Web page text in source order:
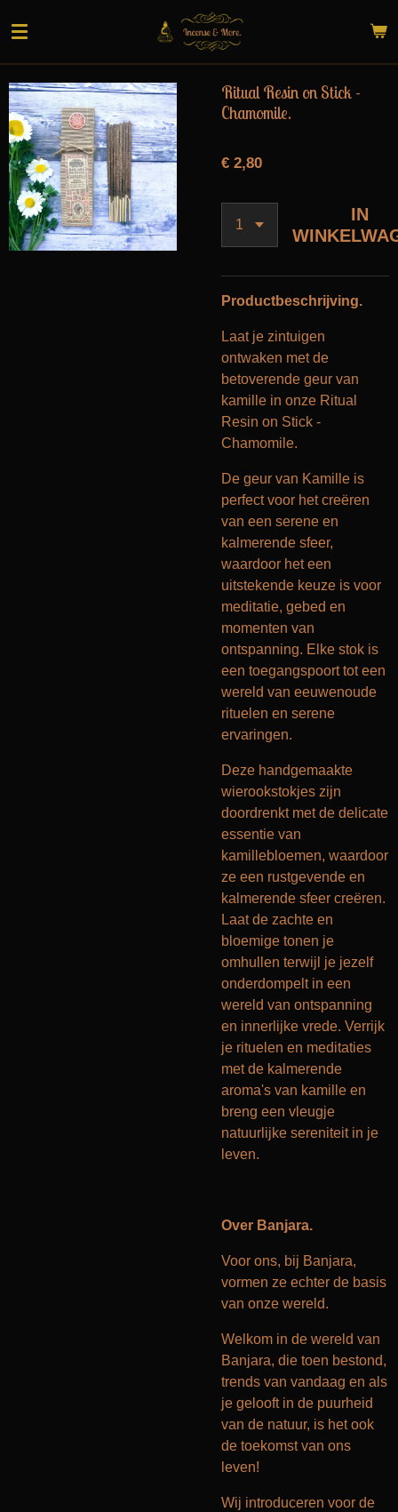
direct
naar
de
hoofdinhoud
Ritual Resin on Stick -
Chamomile.
€ 2,80
IN
Productbeschrijving.
Laat je zintuigen
ontwaken met de
betoverende geur van
kamille in onze Ritual
Resin on Stick -
Chamomile.
De geur van Kamille is
perfect voor het creëren
van een serene en
kalmerende sfeer,
waardoor het een
uitstekende keuze is voor
meditatie, gebed en
momenten van
ontspanning. Elke stok is
een toegangspoort tot een
wereld van eeuwenoude
rituelen en serene
ervaringen.
Deze handgemaakte
wierookstokjes zijn
doordrenkt met de delicate
essentie van
kamillebloemen, waardoor
ze een rustgevende en
kalmerende sfeer creëren.
Laat de zachte en
bloemige tonen je
omhullen terwijl je jezelf
onderdompelt in een
wereld van ontspanning
en innerlijke vrede. Verrijk
je rituelen en meditaties
met de kalmerende
aroma's van kamille en
breng een vleugje
natuurlijke sereniteit in je
leven.
Over Banjara.
Voor ons, bij Banjara,
vormen ze echter de basis
van onze wereld.
Welkom in de wereld van
Banjara, die toen bestond,
trends van vandaag en als
je gelooft in de puurheid
van de natuur, is het ook
de toekomst van ons
leven!
Wij introduceren voor de